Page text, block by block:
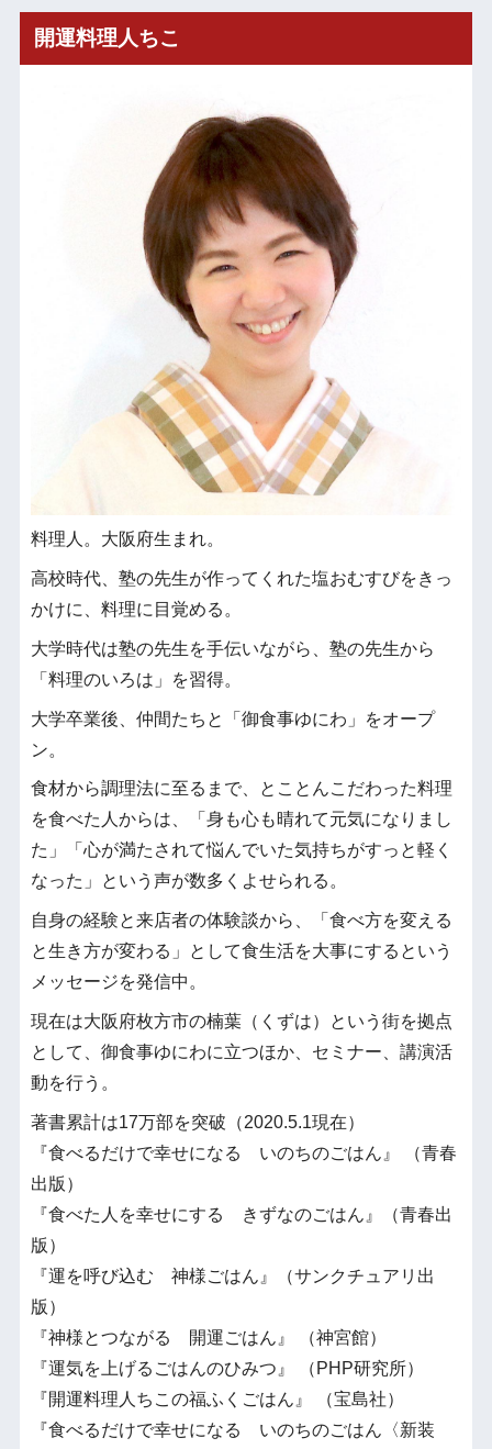
開運料理人ちこ
料理人。大阪府生まれ。
高校時代、塾の先生が作ってくれた塩おむすびをきっ
かけに、料理に目覚める。
大学時代は塾の先生を手伝いながら、塾の先生から
「料理のいろは」を習得。
大学卒業後、仲間たちと「御食事ゆにわ」をオープ
ン。
食材から調理法に至るまで、とことんこだわった料理
を食べた人からは、「身も心も晴れて元気になりまし
た」「心が満たされて悩んでいた気持ちがすっと軽く
なった」という声が数多くよせられる。
自身の経験と来店者の体験談から、「食べ方を変える
と生き方が変わる」として食生活を大事にするという
メッセージを発信中。
現在は大阪府枚方市の楠葉（くずは）という街を拠点
として、御食事ゆにわに立つほか、セミナー、講演活
動を行う。
著書累計は17万部を突破（2020.5.1現在）
『食べるだけで幸せになる いのちのごはん』 （青春
出版）
『食べた人を幸せにする きずなのごはん』（青春出
版）
『運を呼び込む 神様ごはん』（サンクチュアリ出
版）
『神様とつながる 開運ごはん』 （神宮館）
『運気を上げるごはんのひみつ』 （PHP研究所）
『開運料理人ちこの福ふくごはん』 （宝島社）
『食べるだけで幸せになる いのちのごはん〈新装